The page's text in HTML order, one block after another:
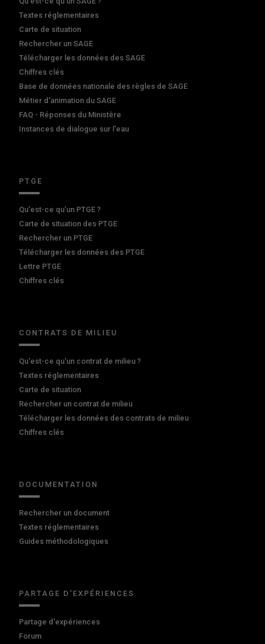
Textes réglementaires
Carte de situation
Rechercher un SAGE
Télécharger les données des SAGE
Chiffres clés
Base de données nationale des règles de SAGE
Métier d'animation du SAGE
FAQ - Réponses du Ministère
Instances de dialogue sur l'eau
PTGE
Qu’est-ce qu’un PTGE ?
Carte de situation des PTGE
Rechercher un PTGE
Télécharger les données des PTGE
Lettre PTGE
Chiffres clés
CONTRATS DE MILIEU
Qu'est-ce qu'un contrat de milieu ?
Textes réglementaires
Carte de situation
Rechercher un contrat de milieu
Télécharger les données des contrats de milieu
Chiffres clés
DOCUMENTATION
Rechercher un document
Textes réglementaires
Guides méthodologiques
PARTAGE D'EXPÉRIENCES
Partage d'expériences
Forum